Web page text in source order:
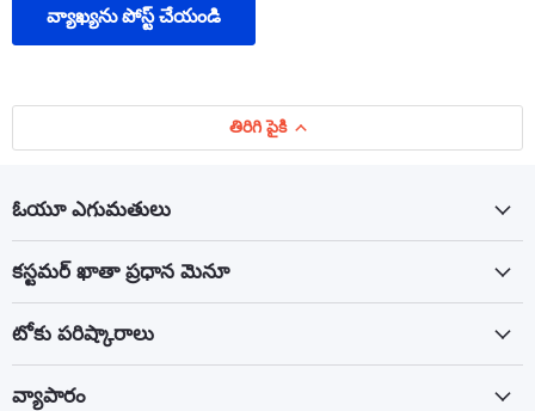
వ్యాఖ్యను పోస్ట్ చేయండి
తిరిగి పైకి
ఓయూ ఎగుమతులు
కస్టమర్ ఖాతా ప్రధాన మెనూ
టోకు పరిష్కారాలు
వ్యాపారం